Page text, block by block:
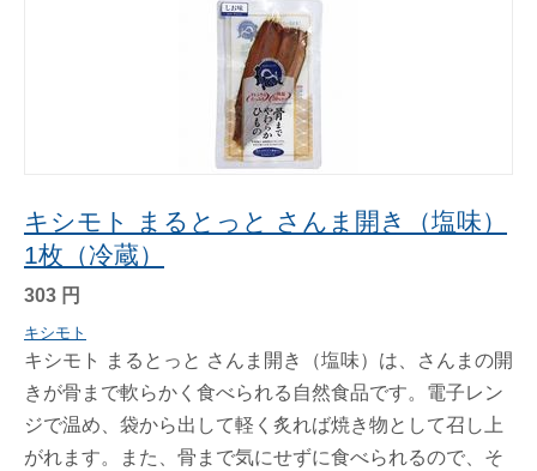
キシモト まるとっと さんま開き（塩味）
1枚（冷蔵）
303 円
キシモト
キシモト まるとっと さんま開き（塩味）は、さんまの開
きが骨まで軟らかく食べられる自然食品です。電子レン
ジで温め、袋から出して軽く炙れば焼き物として召し上
がれます。また、骨まで気にせずに食べられるので、そ